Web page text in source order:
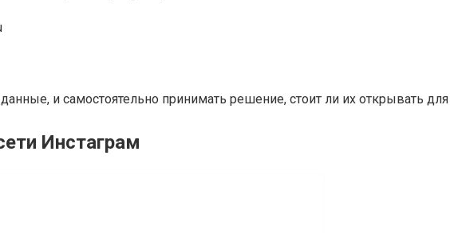
и самостоятельно принимать решение, стоит ли их открывать для
Инстаграм